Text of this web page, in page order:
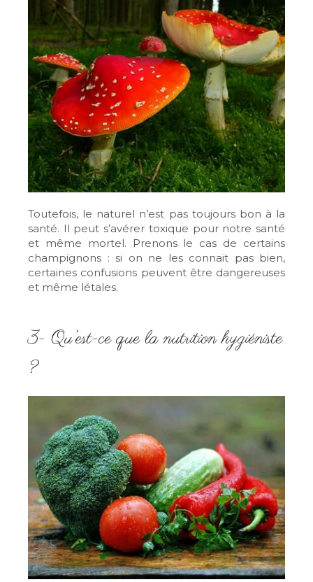
Toutefois, le naturel n’est pas toujours bon à la
santé. Il peut s’avérer toxique pour notre santé
et même mortel. Prenons le cas de certains
champignons : si on ne les connait pas bien,
certaines confusions peuvent être dangereuses
et même létales.
3- Qu’est-ce que la nutrition hygiéniste
?